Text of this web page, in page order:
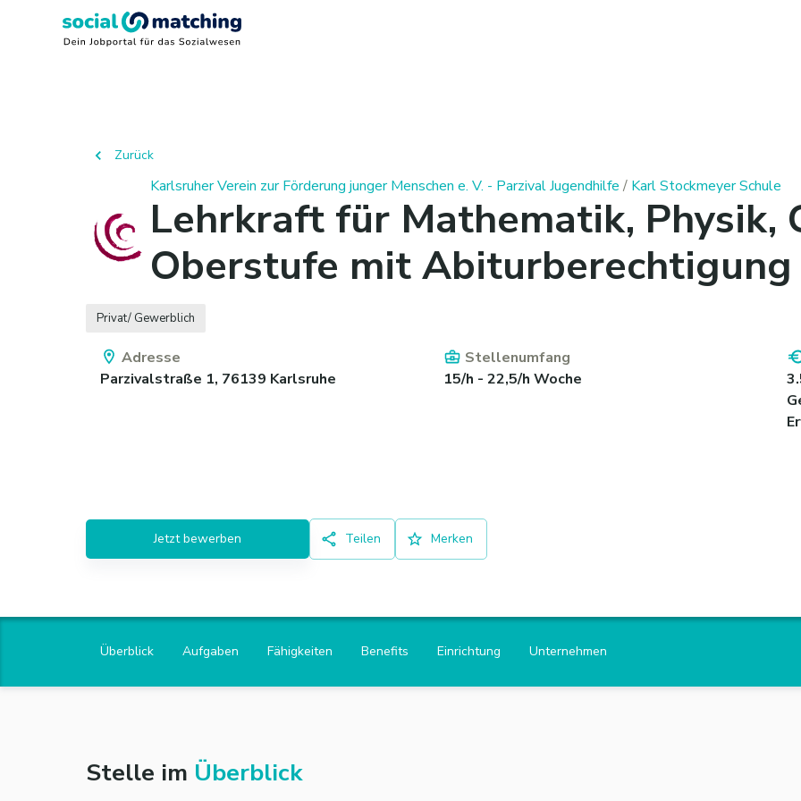
Zurück
Karlsruher Verein zur Förderung junger Menschen e. V. - Parzival Jugendhilfe / Karl Stockmeyer Schule
Lehrkraft für Mathematik, Physik,
Oberstufe mit Abiturberechtigung
Privat/ Gewerblich
Adresse
Parzivalstraße 1, 76139 Karlsruhe
Stellenumfang
15/h - 22,5/h Woche
Jetzt bewerben Teilen Merken
Überblick Aufgaben Fähigkeiten Benefits Einrichtung Unternehmen
Stelle im Überblick